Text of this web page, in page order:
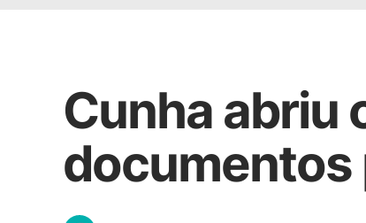
Cunha abriu
documentos